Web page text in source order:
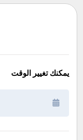
يمكنك تغيير الوقت